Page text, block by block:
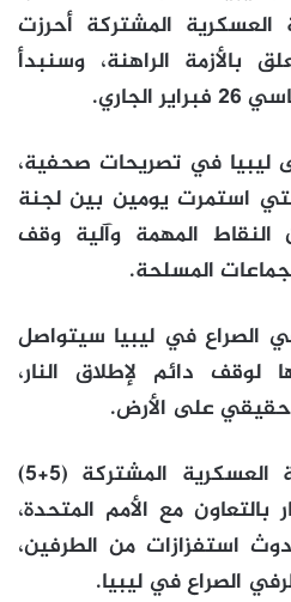
المشتركة أحرزت
بالأزمة الراهنة، وسنبدأ
ليبيا في تصريحات صحفية،
استمرت يومين بين لجنة
من النقاط المهمة وآلية وقف
المسلحة.
الصراع في ليبيا سيتواصل
لوقف دائم لإطلاق النار،
على الأرض.
وأوضح سلامة أن اللجنة العسكرية المشتركة (5+5)
مع الأمم المتحدة،
استفزازات من الطرفين،
الصراع في ليبيا.